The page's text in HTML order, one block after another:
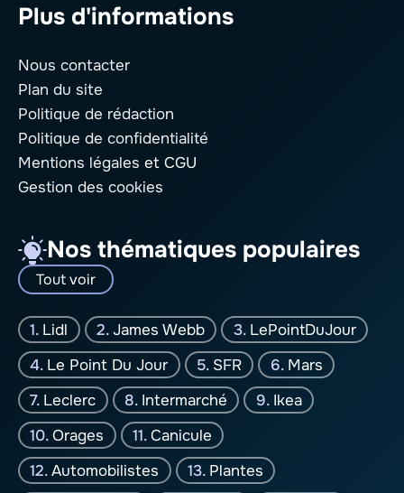
Plus d'informations
Nous contacter
Plan du site
Politique de rédaction
Politique de confidentialité
Mentions légales et CGU
Gestion des cookies
Nos thématiques populaires
Tout voir
Lidl James Webb
LePointDuJour
Le Point Du Jour
SFR
Mars
Leclerc
Intermarché
Ikea
Orages
Canicule
Automobilistes
Plantes